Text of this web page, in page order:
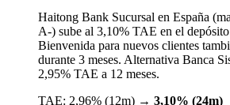
Haitong Bank Sucursal en España
A-) sube al 3,10% TAE en el depósito
Bienvenida para nuevos clientes
durante 3 meses. Alternativa Banca
2,95% TAE a 12 meses.
TAE: 2,96% (12m) → 3,10% (24m)